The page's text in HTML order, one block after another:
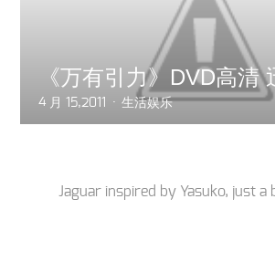
《万有引力》DVD高清
4 月 15,2011 生活娱乐
Jaguar inspired by Yasuko, just a